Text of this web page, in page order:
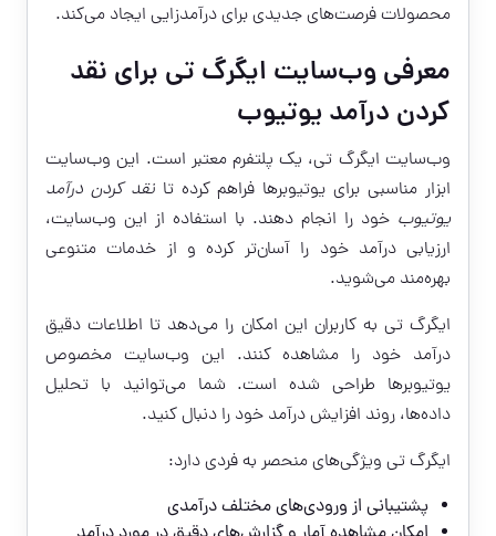
محصولات فرصت‌های جدیدی برای درآمدزایی ایجاد می‌کند.
معرفی وب‌سایت ایگرگ تی برای نقد
کردن درآمد یوتیوب
وب‌سایت ایگرگ تی، یک پلتفرم معتبر است. این وب‌سایت
ابزار مناسبی برای یوتیوبرها فراهم کرده تانقد کردن درآمد
یوتیوب خود را انجام دهند. با استفاده از این وب‌سایت،
ارزیابی درآمد خود را آسان‌تر کرده و از خدمات متنوعی
بهره‌مند می‌شوید.
ایگرگ تی به کاربران این امکان را می‌دهد تا اطلاعات دقیق
درآمد خود را مشاهده کنند. این وب‌سایت مخصوص
یوتیوبرها طراحی شده است. شما می‌توانید با تحلیل
داده‌ها، روند افزایش درآمد خود را دنبال کنید.
ایگرگ تی ویژگی‌های منحصر به فردی دارد:
پشتیبانی از ورودی‌های مختلف درآمدی